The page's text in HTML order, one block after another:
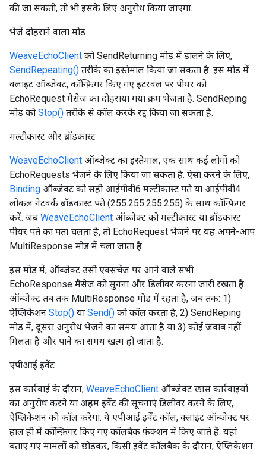
की जा सकती, तो भी इसके लिए अनुरोध किया जाएगा.
भेजें दोहराने वाला मोड
WeaveEchoClient को SendReturning मोड में डालने के लिए,
SendRepeating() तरीके का इस्तेमाल किया जा सकता है. इस मोड में
क्लाइंट ऑब्जेक्ट, कॉन्फ़िगर किए गए इंटरवल पर पीयर को
EchoRequest मैसेज का दोहराया गया क्रम भेजता है. SendReping
मोड को Stop() तरीके से कॉल करके रद्द किया जा सकता है.
मल्टीकास्ट और ब्रॉडकास्ट
WeaveEchoClient ऑब्जेक्ट का इस्तेमाल, एक साथ कई लोगों को
EchoRequests भेजने के लिए किया जा सकता है. ऐसा करने के लिए,
Binding ऑब्जेक्ट को सही आईपीवी6 मल्टीकास्ट पते या आईपीवी4
लोकल नेटवर्क ब्रॉडकास्ट पते (255.255.255.255) के साथ कॉन्फ़िगर
करें. जब WeaveEchoClient ऑब्जेक्ट को मल्टीकास्ट या ब्रॉडकास्ट
पीयर पते का पता चलता है, तो EchoRequest भेजने पर यह अपने-आप
MultiResponse मोड में चला जाता है.
इस मोड में, ऑब्जेक्ट उसी एक्सचेंज पर आने वाले सभी
EchoResponse मैसेज को सुनना और डिलीवर करना जारी रखता है.
ऑब्जेक्ट तब तक MultiResponse मोड में रहता है, जब तक: 1)
ऐप्लिकेशन Stop() या Send() को कॉल करता है, 2) SendReping
मोड में, दूसरा अनुरोध भेजने का समय आता है या 3) कोई जवाब नहीं
मिलता है और पाने का समय खत्म हो जाता है.
एपीआई इवेंट
इस कार्रवाई के दौरान, WeaveEchoClient ऑब्जेक्ट खास कार्रवाइयों
का अनुरोध करने या अहम इवेंट की सूचनाएं डिलीवर करने के लिए,
ऐप्लिकेशन को कॉल करेगा. ये एपीआई इवेंट कॉल, क्लाइंट ऑब्जेक्ट पर
हाल ही में कॉन्फ़िगर किए गए कॉलबैक फ़ंक्शन में किए जाते हैं. यहां
बताए गए मामलों को छोड़कर, किसी इवेंट कॉलबैक के दौरान, ऐप्लिकेशन